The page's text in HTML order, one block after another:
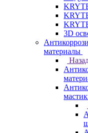
3D
материалы